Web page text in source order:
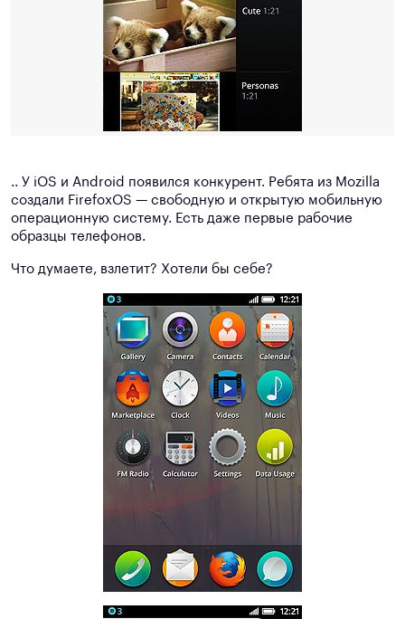
.. У iOS и Android появился конкурент. Ребята из Mozilla
создали FirefoxOS — свободную и открытую мобильную
операционную систему. Есть даже первые рабочие
образцы телефонов.
Что думаете, взлетит? Хотели бы себе?